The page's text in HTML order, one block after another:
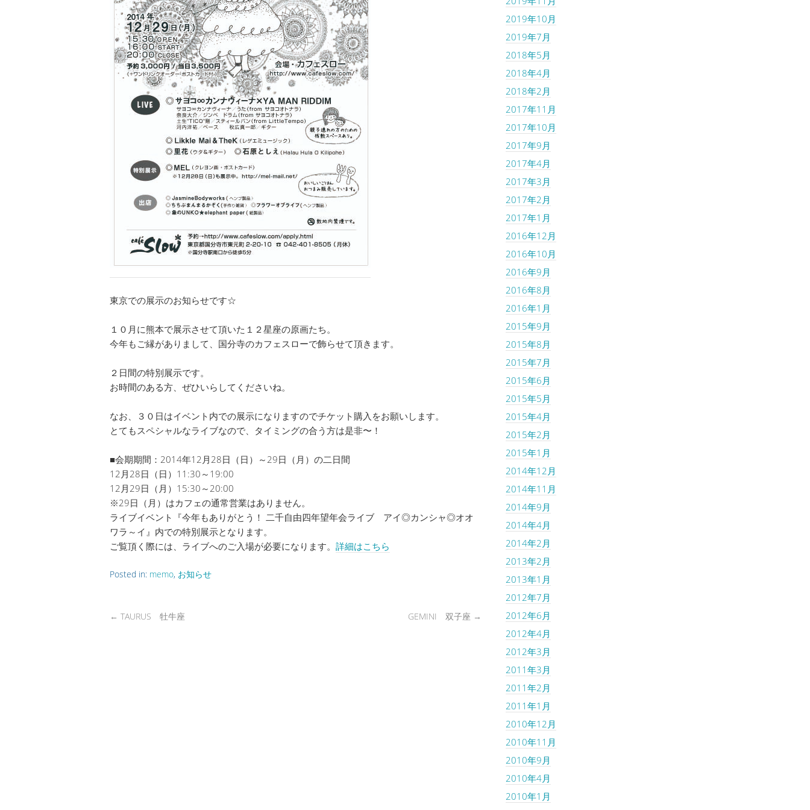
東京での展示のお知らせです☆
１０月に熊本で展示させて頂いた１２星座の原画たち。
今年もご縁がありまして、国分寺のカフェスローで飾らせて頂きます。
２日間の特別展示です。
お時間のある方、ぜひいらしてくださいね。
なお、３０日はイベント内での展示になりますのでチケット購入をお願いします。
とてもスペシャルなライブなので、タイミングの合う方は是非〜！
■会期期間：2014年12月28日（日）～29日（月）の二日間
12月28日（日）11:30～19:00
12月29日（月）15:30～20:00
※29日（月）はカフェの通常営業はありません。
ライブイベント『今年もありがとう！ 二千自由四年望年会ライブ アイ◎カンシャ◎オオ
ワラ～イ』内での特別展示となります。
ご覧頂く際には、ライブへのご入場が必要になります。 詳細はこちら
Posted in: memo, お知らせ
← TAURUS 牡牛座 GEMINI 双子座 →
2019年10月
2019年7月
2018年5月
2018年4月
2018年2月
2017年11月
2017年10月
2017年9月
2017年4月
2017年3月
2017年2月
2017年1月
2016年12月
2016年10月
2016年9月
2016年8月
2016年1月
2015年9月
2015年8月
2015年7月
2015年6月
2015年5月
2015年4月
2015年2月
2015年1月
2014年12月
2014年11月
2014年9月
2014年4月
2014年2月
2013年2月
2013年1月
2012年7月
2012年6月
2012年4月
2012年3月
2011年3月
2011年2月
2011年1月
2010年12月
2010年11月
2010年9月
2010年4月
2010年1月